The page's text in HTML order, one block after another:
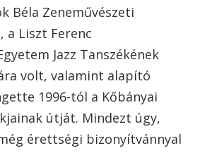
Béla Zeneművészeti
a Liszt Ferenc
Jazz Tanszékének
volt, valamint alapító
1996-tól a Kőbányai
útját. Mindezt úgy,
érettségi bizonyítvánnyal